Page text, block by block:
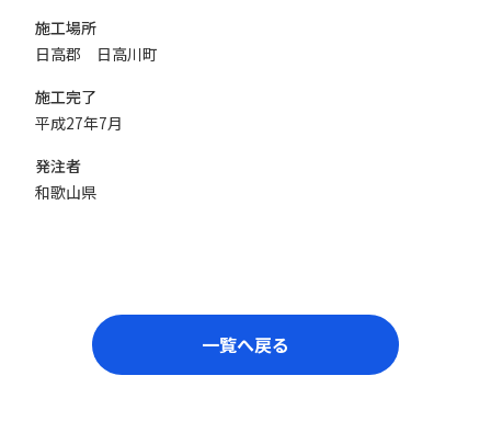
施工場所
日高郡 日高川町
施工完了
平成27年7月
発注者
和歌山県
一覧へ戻る